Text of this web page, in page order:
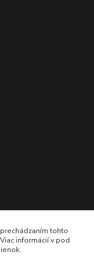
tohto
informácií v pod